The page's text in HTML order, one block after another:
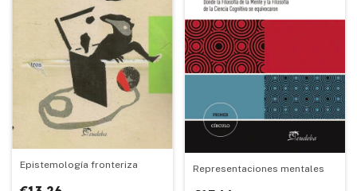
Epistemología fronteriza Representaciones mentales